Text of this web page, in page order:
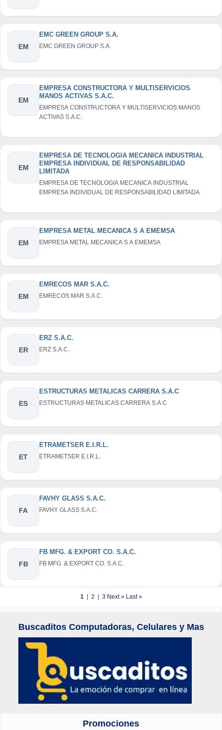
EM
EMC GREEN GROUP S.A.
EMC GREEN GROUP S.A.
EM
EMPRESA CONSTRUCTORA Y MULTISERVICIOS
MANOS ACTIVAS S.A.C.
EMPRESA CONSTRUCTORA Y MULTISERVICIOS MANOS
ACTIVAS S.A.C.
EM
EMPRESA DE TECNOLOGIA MECANICA INDUSTRIAL
EMPRESA INDIVIDUAL DE RESPONSABILIDAD
LIMITADA
EMPRESA DE TECNOLOGIA MECANICA INDUSTRIAL
EMPRESA INDIVIDUAL DE RESPONSABILIDAD LIMITADA
EM
EMPRESA METAL MECANICA S A EMEMSA
EMPRESA METAL MECANICA S A EMEMSA
EM
EMRECOS MAR S.A.C.
EMRECOS MAR S.A.C.
ER
ERZ S.A.C.
ERZ S.A.C.
ES
ESTRUCTURAS METALICAS CARRERA S.A.C
ESTRUCTURAS METALICAS CARRERA S.A.C
ET
ETRAMETSER E.I.R.L.
ETRAMETSER E.I.R.L.
FA
FAVHY GLASS S.A.C.
FAVHY GLASS S.A.C.
FB
FB MFG. & EXPORT CO. S.A.C.
FB MFG. & EXPORT CO. S.A.C.
1 | 2 | 3Next »Last »
Buscaditos Computadoras, Celulares y Mas
Promociones